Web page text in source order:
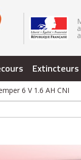
Extincteurs
6 V 1.6 AH CNI